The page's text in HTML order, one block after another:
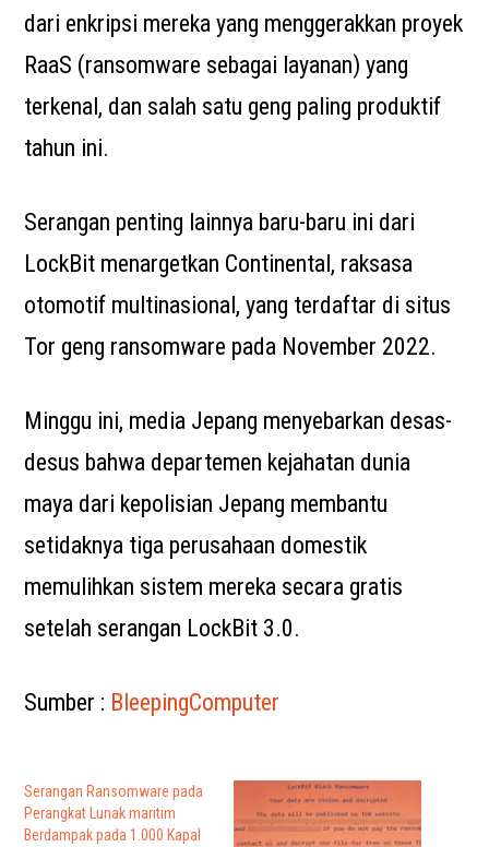
dari enkripsi mereka yang menggerakkan proyek
RaaS (ransomware sebagai layanan) yang
terkenal, dan salah satu geng paling produktif
tahun ini.
Serangan penting lainnya baru-baru ini dari
LockBit menargetkan Continental, raksasa
otomotif multinasional, yang terdaftar di situs
Tor geng ransomware pada November 2022.
Minggu ini, media Jepang menyebarkan desas-
desus bahwa departemen kejahatan dunia
maya dari kepolisian Jepang membantu
setidaknya tiga perusahaan domestik
memulihkan sistem mereka secara gratis
setelah serangan LockBit 3.0.
Sumber : BleepingComputer
Serangan Ransomware pada
Perangkat Lunak maritim
Berdampak pada 1.000 Kapal